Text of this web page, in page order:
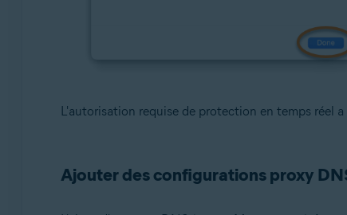
L'autorisation requise de protection en temps réel
Ajouter des configurations proxy